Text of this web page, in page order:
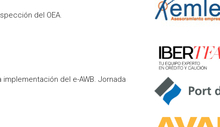
del OEA.
implementación del e-AWB. Jornada